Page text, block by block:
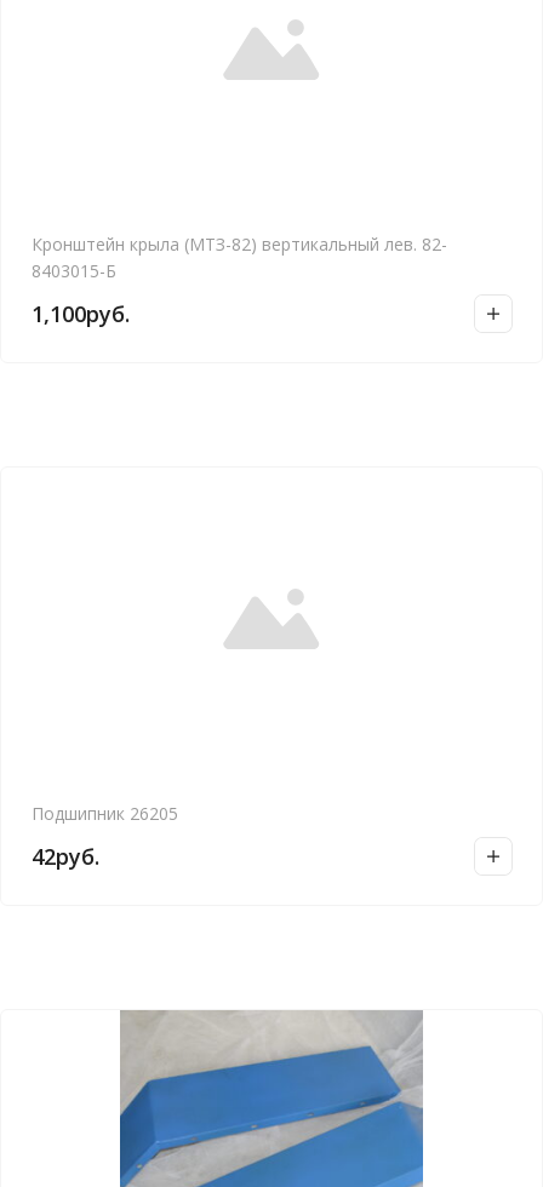
Кронштейн крыла (МТЗ-82) вертикальный лев. 82-
8403015-Б
1,100руб.
Подшипник 26205
42руб.